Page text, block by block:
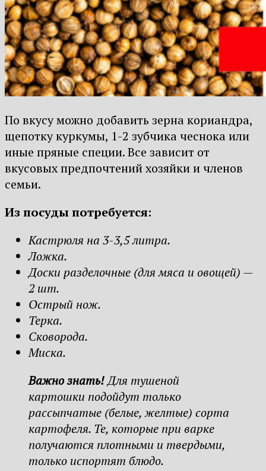
По вкусу можно добавить зерна кориандра,
щепотку куркумы, 1-2 зубчика чеснока или
иные пряные специи. Все зависит от
вкусовых предпочтений хозяйки и членов
семьи.
Из посуды потребуется:
Кастрюля на 3-3,5 литра.
Ложка.
Доски разделочные (для мяса и овощей) —
2 шт.
Острый нож.
Терка.
Сковорода.
Миска.
Важно знать!Для тушеной
картошки подойдут только
рассыпчатые (белые, желтые) сорта
картофеля. Те, которые при варке
получаются плотными и твердыми,
только испортят блюдо.